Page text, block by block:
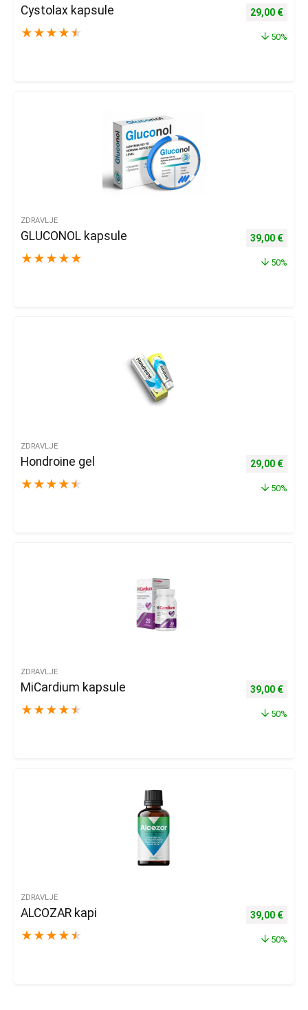
Cystolax kapsule
★ ★ ★ ★ ★
Izvorna
29,00 €
50%
ZDRAVLJE
GLUCONOL kapsule
★ ★ ★ ★ ★
Izvorna
39,00 €
50%
ZDRAVLJE
Hondroine gel
★ ★ ★ ★ ★
Izvorna
29,00 €
50%
ZDRAVLJE
MiCardium kapsule
★ ★ ★ ★ ★
Izvorna
39,00 €
50%
ZDRAVLJE
ALCOZAR kapi
★ ★ ★ ★ ★
Izvorna
39,00 €
50%